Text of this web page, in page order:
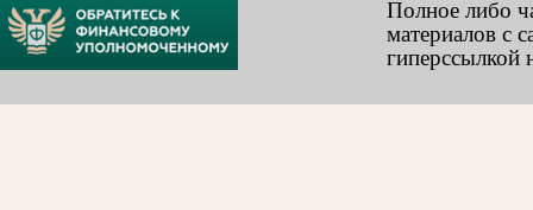
Полное либо
материалов с
гиперссылкой